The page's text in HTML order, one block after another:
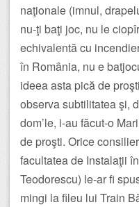
naţionale (imnul,
nu-ţi baţi joc, nu le
echivalentă cu
în România, nu e
ideea asta pică de
observa subtilitatea şi,
dom’le, i-au făcut-o
de proşti. Orice
facultatea de Instalaţii
Teodorescu) le-ar fi
mingi la fileu lui Train